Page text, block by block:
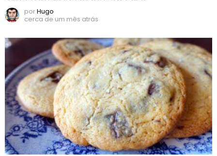
porHugo
cerca de um mês atrás